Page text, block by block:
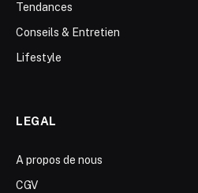
Tendances
Conseils & Entretien
Lifestyle
LEGAL
A propos de nous
CGV